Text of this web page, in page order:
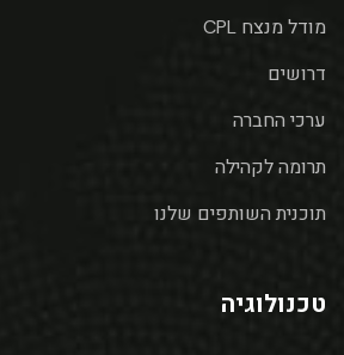
מודל מנצח CPL
דרושים
ערכי החברה
תרומה לקהילה
תוכנית השותפים שלנו
טכנולוגיה